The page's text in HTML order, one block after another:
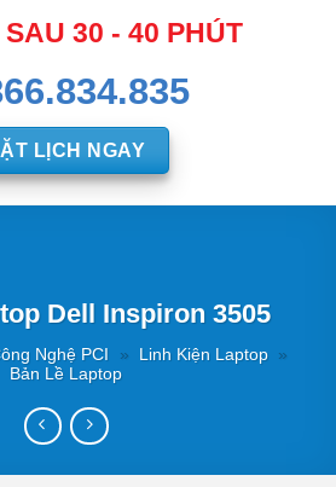
30 - 40 PHÚT
LỊCH NGAY
Dell Inspiron 3505
Nghệ PCI » Linh Kiện Laptop »
Bản Lề Laptop